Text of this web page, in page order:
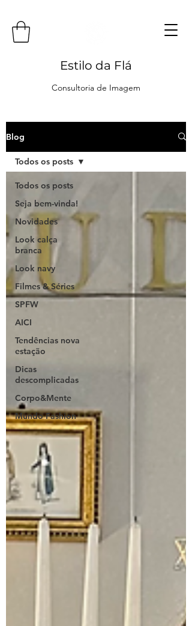
Estilo da Flá
Consultoria de Imagem
Blog
Todos os posts
Seja bem-vinda!
Novidades
Look calça
branca
Look navy
Filmes & Séries
SPFW
AICI
Tendências nova
estação
Dicas
descomplicadas
Corpo&Mente
Mundo Fashion
Todos os posts